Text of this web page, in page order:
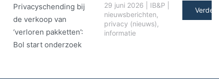
Privacyschending bij
de verkoop van
‘verloren pakketten’:
Bol start onderzoek
29 juni 2026 IB&P
nieuwsberichten,
privacy (nieuws),
informatie
Verder